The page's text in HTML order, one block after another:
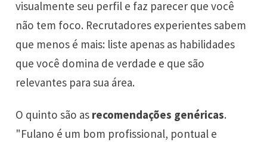
visualmente seu perfil e faz parecer que você
não tem foco. Recrutadores experientes sabem
que menos é mais: liste apenas as habilidades
que você domina de verdade e que são
relevantes para sua área.
O quinto são as recomendações genéricas.
"Fulano é um bom profissional, pontual e